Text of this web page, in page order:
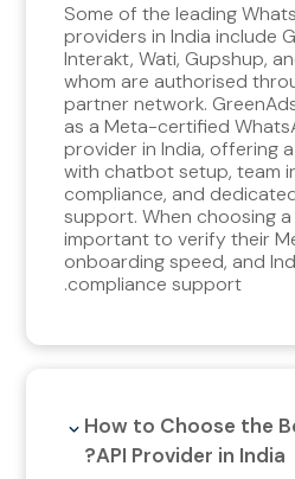
Some of the leading
providers in India include
Interakt, Wati, Gupshup,
whom are authorised
partner network.
as a Meta-certified
provider in India, offering
with chatbot setup, team
compliance, and
support. When choosing
important to verify their
onboarding speed, and
compliance support.
How to Choose the
API Provider in India?